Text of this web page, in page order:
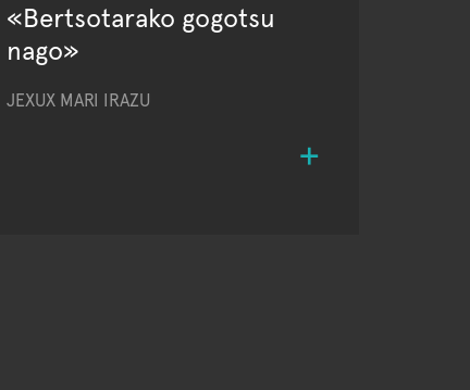
«Bertsotarako gogotsu
nago»
JEXUX MARI IRAZU